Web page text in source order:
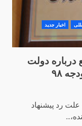
اخبار جدید
درباره دولت
۹۸
رد پیشنهاد